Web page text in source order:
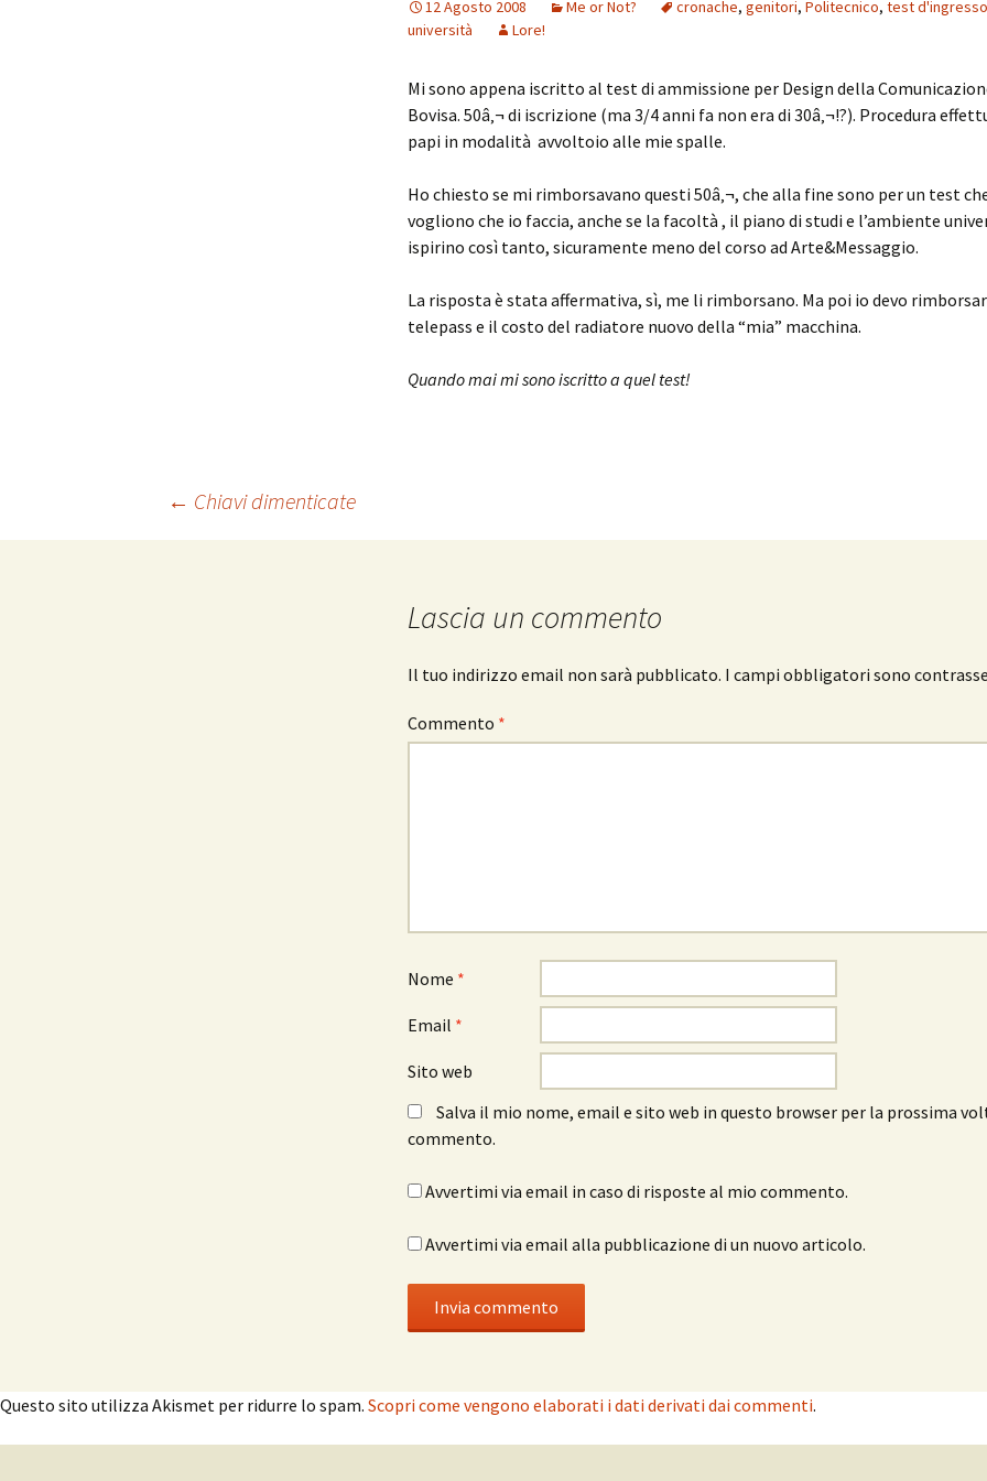
12 Agosto 2008 Me or Not? cronache, genitori, Politecnico, test d'ingresso
università
Lore!
Mi sono appena iscritto al test di ammissione per Design della
Bovisa. 50â‚¬ di iscrizione (ma 3/4 anni fa non era di 30â‚¬!?). Procedura
papi in modalità avvoltoio alle mie spalle.
Ho chiesto se mi rimborsavano questi 50â‚¬, che alla fine sono per un test
vogliono che io faccia, anche se la facoltà , il piano di studi e l’ambiente
ispirino così tanto, sicuramente meno del corso ad Arte&Messaggio.
La risposta è stata affermativa, sì, me li rimborsano. Ma poi io devo
telepass e il costo del radiatore nuovo della “mia” macchina.
Quando mai mi sono iscritto a quel test!
Navigazione
← Chiavi dimenticate
Lascia un commento
Il tuo indirizzo email non sarà pubblicato. I campi obbligatori sono
Commento *
Nome *
Email *
Sito web
Salva il mio nome, email e sito web in questo browser per la prossima
commento.
Avvertimi via email in caso di risposte al mio commento.
Avvertimi via email alla pubblicazione di un nuovo articolo.
Questo sito utilizza Akismet per ridurre lo spam. Scopri come vengono elaborati i dati derivati dai commenti.